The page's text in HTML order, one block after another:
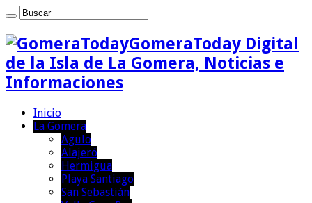
GomeraToday Digital
de la Isla de La Gomera, Noticias e
Informaciones
Inicio
La Gomera
Agulo
Alajeró
Hermigua
Playa Santiago
San Sebastián